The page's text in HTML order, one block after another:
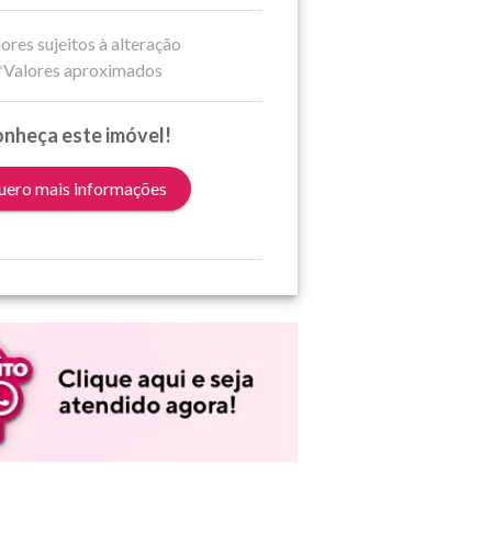
sujeitos à alteração
aproximados
este imóvel!
mais informações